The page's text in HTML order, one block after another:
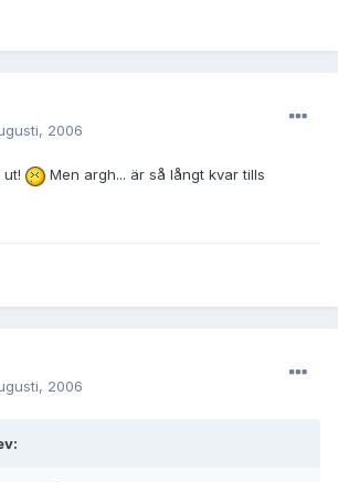
2006
Men argh... är så långt kvar tills
2006